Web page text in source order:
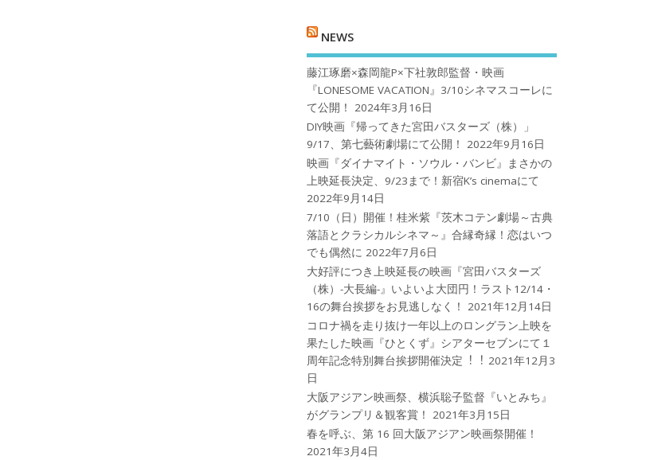
NEWS
藤江琢磨×森岡龍P×下社敦郎監督・映画
『LONESOME VACATION』3/10シネマスコーレに
て公開！
2024年3月16日
DIY映画『帰ってきた宮田バスターズ（株）」
9/17、第七藝術劇場にて公開！
2022年9月16日
映画『ダイナマイト・ソウル・バンビ』まさかの
上映延長決定、9/23まで！新宿K’s cinemaにて
2022年9月14日
7/10（日）開催！桂米紫『茨木コテン劇場～古典
落語とクラシカルシネマ～』合縁奇縁！恋はいつ
でも偶然に 2022年7月6日
大好評につき上映延長の映画『宮田バスターズ
（株）-大長編-』いよいよ大団円！ラスト12/14・
16の舞台挨拶をお見逃しなく！
2021年12月14日
コロナ禍を⾛り抜け⼀年以上のロングラン上映を
果たした映画『ひとくず』シアターセブンにて１
周年記念特別舞台挨拶開催決定︕︕ 2021年12月3
日
大阪アジアン映画祭、横浜聡子監督『いとみち』
がグランプリ＆観客賞！
2021年3月15日
春を呼ぶ、第 16 回大阪アジアン映画祭開催！
2021年3月4日